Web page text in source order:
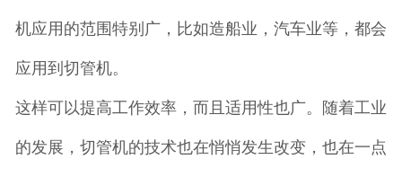
联系我们 
机应用的范围特别广，比如造船业，汽车业等，都会
应用到切管机。
这样可以提高工作效率，而且适用性也广。随着工业
的发展，切管机的技术也在悄悄发生改变，也在一点